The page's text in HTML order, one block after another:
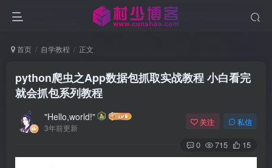
首页 自学教程 正文
python爬虫之App数据包抓取实战教程 小白看完
就会抓包系列教程
"Hello,world!"
3年前更新
关注 私信
0 715 15